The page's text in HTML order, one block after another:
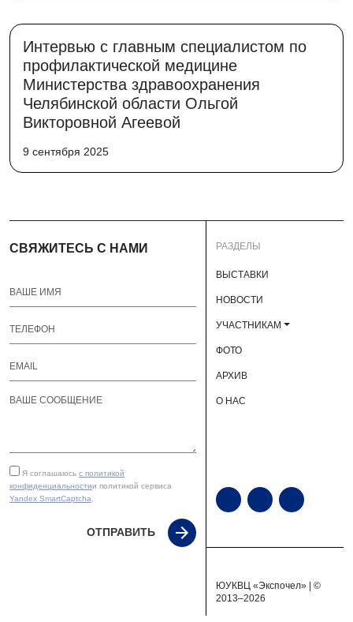
Интервью с главным специалистом по
профилактической медицине
Министерства здравоохранения
Челябинской области Ольгой
Викторовной Агеевой
9 сентября 2025
СВЯЖИТЕСЬ С НАМИ
Я соглашаюсь с политикой
конфиденциальностии политикой сервиса
Yandex SmartCaptcha
ОТПРАВИТЬ
РАЗДЕЛЫ
ВЫСТАВКИ
НОВОСТИ
УЧАСТНИКАМ
ФОТО
АРХИВ
О НАС
ЮУКВЦ «Экспочел» | ©
2013–2026